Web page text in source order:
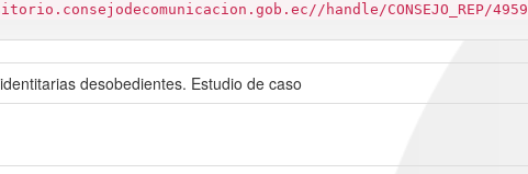
handle/CONSEJO_REP/4959
desobedientes. Estudio de caso